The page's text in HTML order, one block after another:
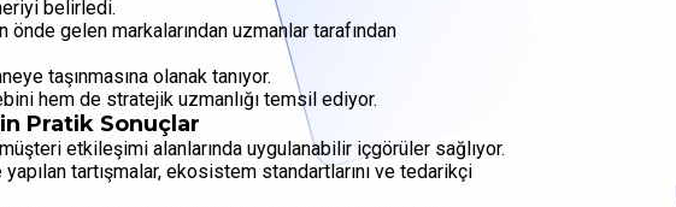
belirledi.
gelen markalarından uzmanlar tarafından
taşınmasına olanak tanıyor.
hem de stratejik uzmanlığı temsil ediyor.
Pratik Sonuçlar
etkileşimi alanlarında uygulanabilir içgörüler sağlıyor.
tartışmalar, ekosistem standartlarını ve tedarikçi